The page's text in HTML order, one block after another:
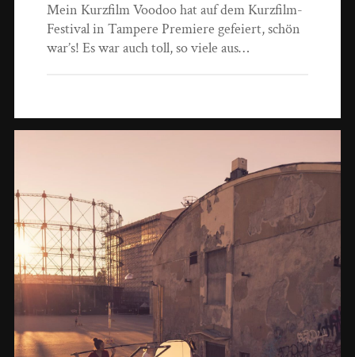
Mein Kurzfilm Voodoo hat auf dem Kurzfilm-
Festival in Tampere Premiere gefeiert, schön
war’s! Es war auch toll, so viele aus…